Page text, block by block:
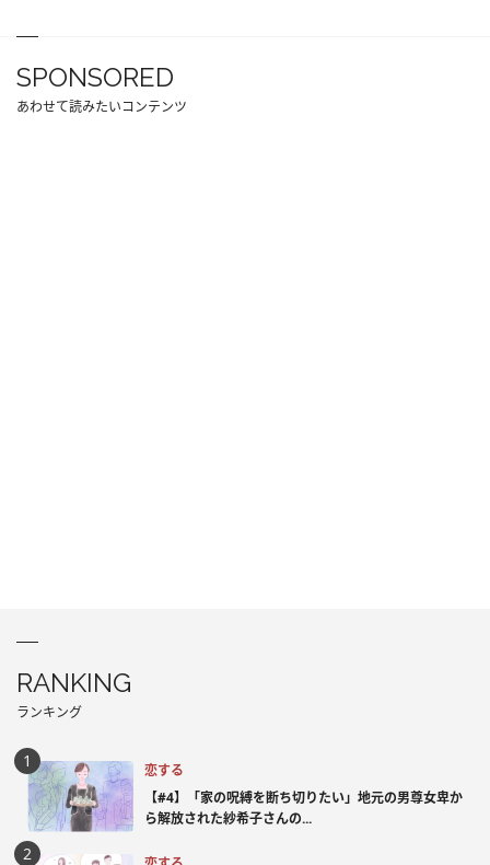
SPONSORED
あわせて読みたいコンテンツ
RANKING
ランキング
恋する
【#4】「家の呪縛を断ち切りたい」地元の男尊女卑か
ら解放された紗希子さんの...